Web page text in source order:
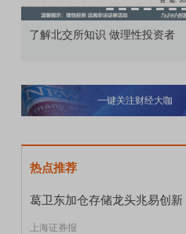
了解北交所知识 做理性投资者
一键关注财经大咖
热点推荐
葛卫东加仓存储龙头兆易创新
上海证券报